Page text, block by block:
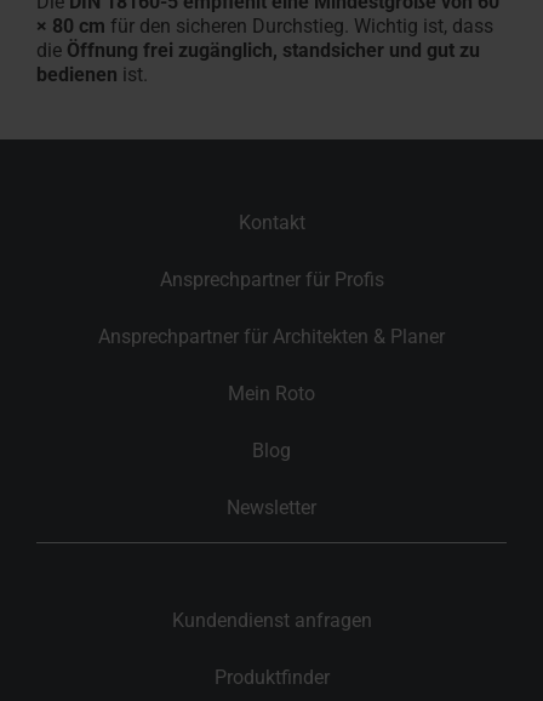
× 80 cm für den sicheren Durchstieg. Wichtig ist, dass
die Öffnung frei zugänglich, standsicher und gut zu
bedienen ist.
Kontakt
Ansprechpartner für Profis
Ansprechpartner für Architekten & Planer
Mein Roto
Blog
Newsletter
Kundendienst anfragen
Produktfinder